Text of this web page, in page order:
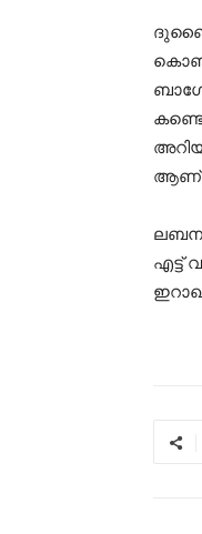
ആണ്
എട്ട്